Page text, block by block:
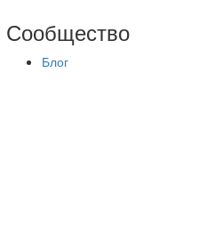
Сообщество
Блог